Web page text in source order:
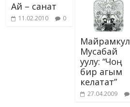
Ай – санат
11.02.2010 0
Майрамкул
Мусабай
уулу: “Чоң
бир агым
келатат”
27.04.2009